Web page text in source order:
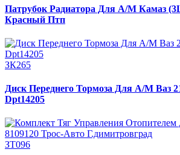
Патрубок Радиатора Для А/М Камаз
Красный Птп
ЗК265
Диск Переднего Тормоза Для А/М Ваз
Dpt14205
ЗТ096